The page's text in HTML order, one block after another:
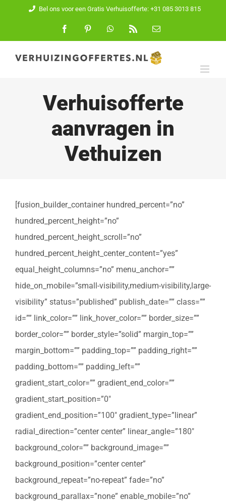
inhoud
Bel ons voor een Gratis Verhuisofferte: +31 085 3013 815
FacebookPinterest WhatsApp
E-
Verhuisofferte
aanvragen in
Vethuizen
[fusion_builder_container hundred_percent=”no”
hundred_percent_height=”no”
hundred_percent_height_scroll=”no”
hundred_percent_height_center_content=”yes”
equal_height_columns=”no” menu_anchor=””
hide_on_mobile=”small-visibility,medium-visibility,large-
visibility” status=”published” publish_date=”” class=””
id=”” link_color=”” link_hover_color=”” border_size=””
border_color=”” border_style=”solid” margin_top=””
margin_bottom=”” padding_top=”” padding_right=””
padding_bottom=”” padding_left=””
gradient_start_color=”” gradient_end_color=””
gradient_start_position=”0″
gradient_end_position=”100″ gradient_type=”linear”
radial_direction=”center center” linear_angle=”180″
background_color=”” background_image=””
background_position=”center center”
background_repeat=”no-repeat” fade=”no”
background_parallax=”none” enable_mobile=”no”